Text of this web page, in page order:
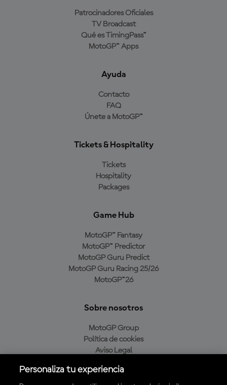
Patrocinadores Oficiales
TV Broadcast
Qué es TimingPass™
MotoGP™ Apps
Ayuda
Contacto
FAQ
Únete a MotoGP™
Tickets & Hospitality
Tickets
Hospitality
Packages
Game Hub
MotoGP™ Fantasy
MotoGP™ Predictor
MotoGP Guru Predict
MotoGP Guru Racing 25/26
MotoGP™26
Sobre nosotros
MotoGP Group
Política de cookies
Aviso Legal
Política de compra
Personaliza tu experiencia